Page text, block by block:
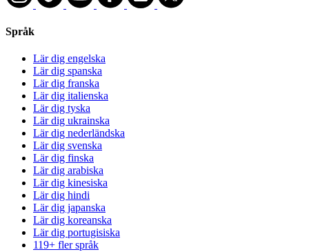
Språk
Lär dig engelska
Lär dig spanska
Lär dig franska
Lär dig italienska
Lär dig tyska
Lär dig ukrainska
Lär dig nederländska
Lär dig svenska
Lär dig finska
Lär dig arabiska
Lär dig kinesiska
Lär dig hindi
Lär dig japanska
Lär dig koreanska
Lär dig portugisiska
119+ fler språk